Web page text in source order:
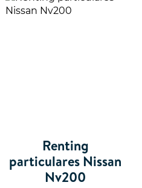
Renting
particulares Nissan
Nv200